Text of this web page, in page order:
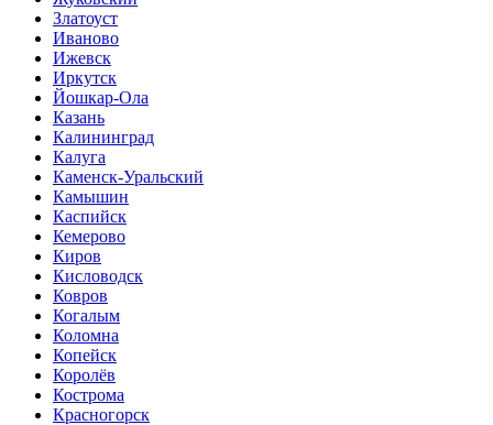
Златоуст
Иваново
Ижевск
Иркутск
Йошкар-Ола
Казань
Калининград
Калуга
Каменск-Уральский
Камышин
Каспийск
Кемерово
Киров
Кисловодск
Ковров
Когалым
Коломна
Копейск
Королёв
Кострома
Красногорск